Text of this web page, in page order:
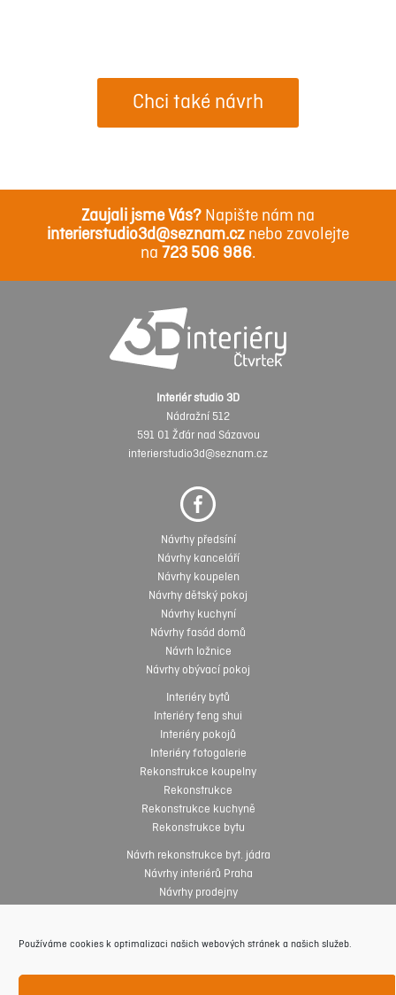
Používáme cookies k optimalizaci našich webových stránek a našich služeb.
Chci také návrh
Zaujali jsme Vás? Napište nám na
interierstudio3d@seznam.cz nebo zavolejte
na 723 506 986.
Interiér studio 3D
Nádražní 512
591 01 Žďár nad Sázavou
interierstudio3d@seznam.cz
Návrhy předsíní
Návrhy kanceláří
Návrhy koupelen
Návrhy dětský pokoj
Návrhy kuchyní
Návrhy fasád domů
Návrh ložnice
Návrhy obývací pokoj
Interiéry bytů
Interiéry feng shui
Interiéry pokojů
Interiéry fotogalerie
Rekonstrukce koupelny
Rekonstrukce
Rekonstrukce kuchyně
Rekonstrukce bytu
Návrh rekonstrukce byt. jádra
Návrhy interiérů Praha
Návrhy prodejny
Interiéry fotogalerie